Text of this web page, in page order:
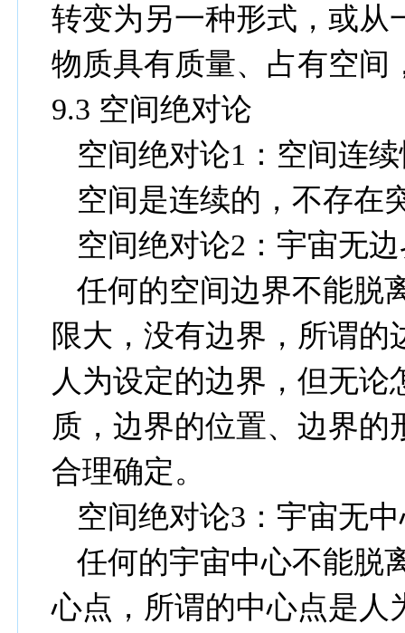
转变为另一种形式，或从
物质具有质量、占有空间
9.3 空间绝对论
空间绝对论1 ：空间连
空间是连续的，不存在
空间绝对论2 ：宇宙无
任何的空间边界不能脱
限大，没有边界，所谓
人为设定的边界，但无
质，边界的位置、边界
合理确定。
空间绝对论3 ：宇宙无
任何的宇宙中心不能脱
心点，所谓的中心点是人